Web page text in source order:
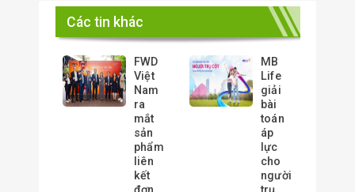
Các tin khác
FWD
Việt
Nam
ra
mắt
sản
phẩm
liên
kết
MB
Life
giải
bài
toán
áp
lực
cho
người